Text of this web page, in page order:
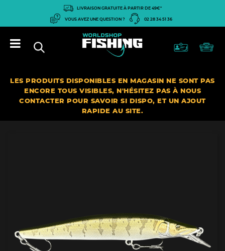
Panneau de gestion des cookies
LIVRAISON GRATUITE À PARTIR DE 49€*
VOUS AVEZ UNE QUESTION ? 02 28 34 51 36
LES PRODUITS DISPONIBLES EN MAGASIN NE SONT PAS
ENCORE TOUS VISIBLES, N'HÉSITEZ PAS À NOUS
CONTACTER POUR SAVOIR SI DISPO, ET UN AJOUT
RAPIDE AU SITE.